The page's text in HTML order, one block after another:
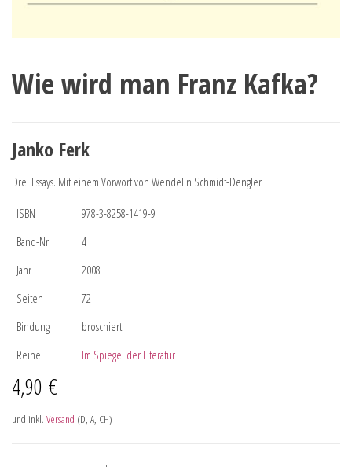
Wie wird man Franz Kafka?
Janko Ferk
Drei Essays. Mit einem Vorwort von Wendelin Schmidt-Dengler
ISBN
978-3-8258-1419-9
Band-Nr.
4
Jahr
2008
Seiten
72
Bindung
broschiert
Reihe
Im Spiegel der Literatur
4,90 €
und inkl. Versand (D, A, CH)